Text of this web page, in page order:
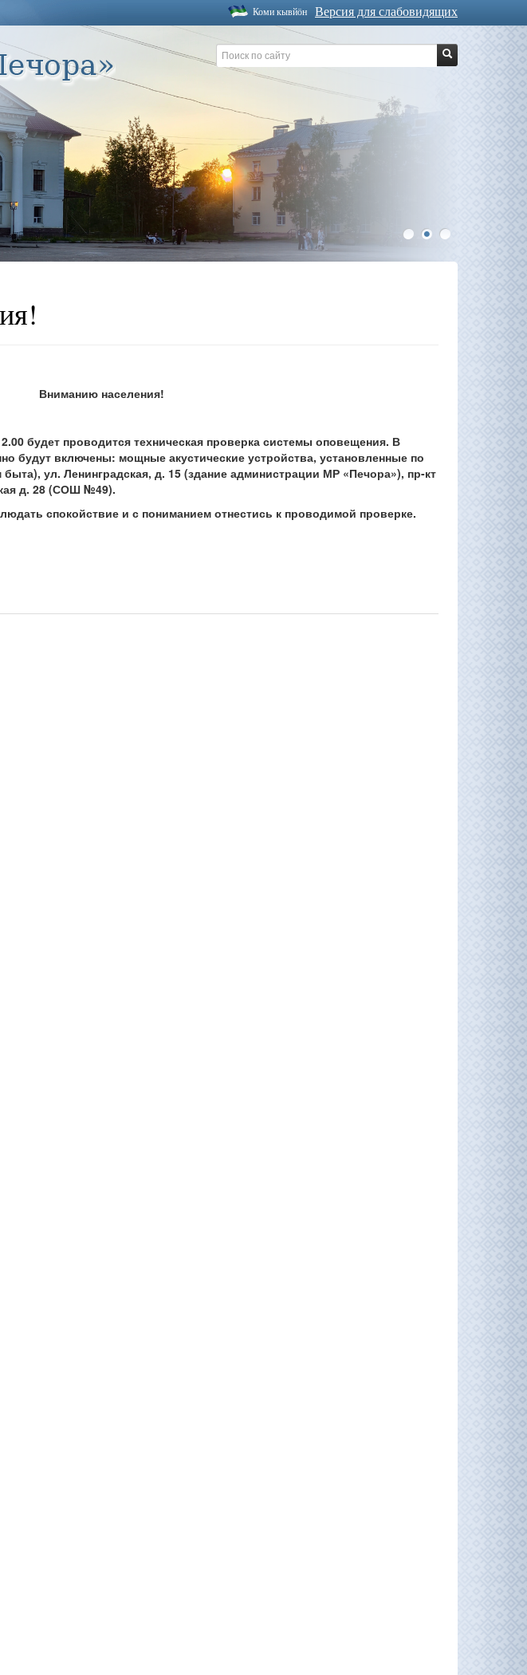
Версия для слабовидящих
Коми кывйöн
1 2 3
Вниманию населения!
будет проводится техническая проверка системы оповещения. В
будут включены: мощные акустические устройства, установленные по
ул. Ленинградская, д. 15 (здание администрации МР «Печора»), пр-кт
д. 28 (СОШ №49).
спокойствие и с пониманием отнестись к проводимой проверке.